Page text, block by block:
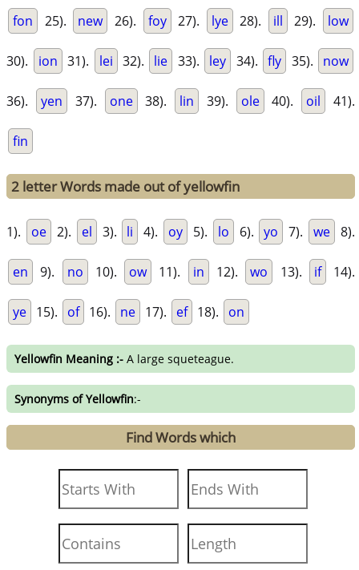
fon 25). new 26). foy 27). lye 28). ill 29). low
30). ion 31). lei 32). lie 33). ley 34). fly 35). now
36). yen 37). one 38). lin 39). ole 40). oil 41).
fin
2 letter Words made out of yellowfin
1). oe 2). el 3). li 4). oy 5). lo 6). yo 7). we 8).
en 9). no 10). ow 11). in 12). wo 13). if 14).
ye 15). of 16). ne 17). ef 18). on
Yellowfin Meaning :- A large squeteague.
Synonyms of Yellowfin:-
Find Words which